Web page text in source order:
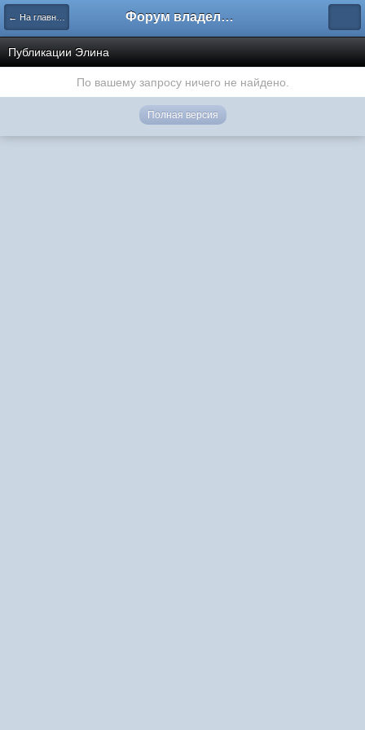
← На главную Форум владельцев интернет-магазинов
Публикации Элина
По вашему запросу ничего не найдено.
Полная версия